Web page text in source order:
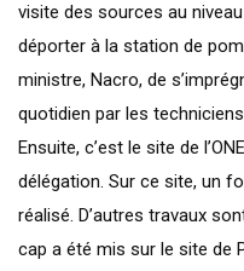
visite des sources au
déporter à la station de
ministre, Nacro, de
quotidien par les
Ensuite, c’est le site de
délégation. Sur ce site, un
réalisé. D’autres travaux
cap a été mis sur le site de